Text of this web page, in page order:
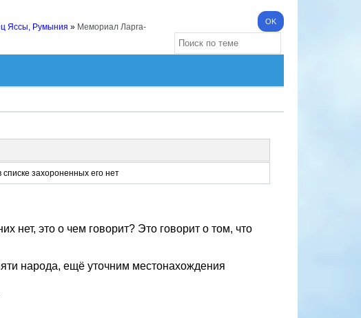
Яссы, Румыния » Мемориал Ларга-
захороненных его нет
нет, это о чем говорит? Это говорит о том, что
народа, ещё уточним местонахождения